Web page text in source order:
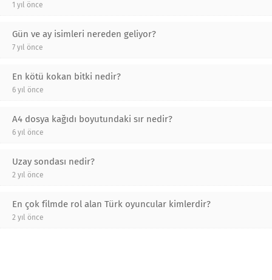
1 yıl önce
Gün ve ay isimleri nereden geliyor?
7 yıl önce
En kötü kokan bitki nedir?
6 yıl önce
A4 dosya kağıdı boyutundaki sır nedir?
6 yıl önce
Uzay sondası nedir?
2 yıl önce
En çok filmde rol alan Türk oyuncular kimlerdir?
2 yıl önce